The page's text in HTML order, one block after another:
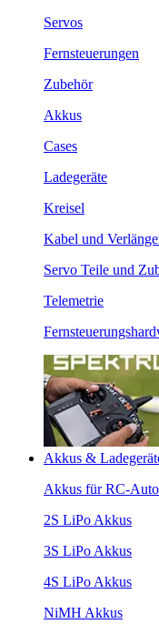
Servos
Fernsteuerungen
Zubehör
Akkus
Cases
Ladegeräte
Kreisel
Kabel und
Servo Teile und
Telemetrie
Akkus &
Akkus für RC-
2S LiPo Akkus
3S LiPo Akkus
4S LiPo Akkus
NiMH Akkus